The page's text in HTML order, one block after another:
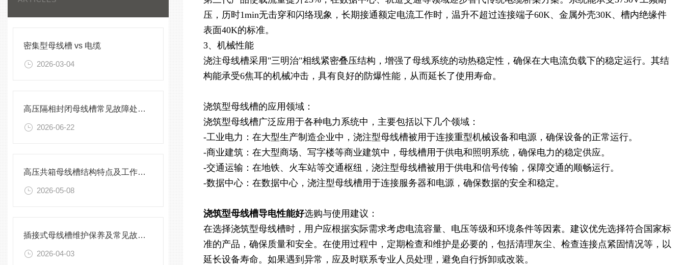
密集型母线槽 vs 电缆
2026-03-04
高压隔相封闭母线槽常见故障处理方案
2026-06-22
高压共箱母线槽结构特点及工作原理
2026-05-08
插接式母线槽维护保养及常见故障处理指南
2026-04-03
压，历时1min无击穿和闪络现象，长期接通额定电流工作时，温升不超过连接端子60K、金属外壳30K、槽内绝缘件
表面40K的标准。
3、机械性能
浇注母线槽采用"三明治"相线紧密叠压结构，增强了母线系统的动热稳定性，确保在大电流负载下的稳定运行。其结
构能承受6焦耳的机械冲击，具有良好的防爆性能，从而延长了使用寿命。
浇筑型母线槽的应用领域：
浇筑型母线槽广泛应用于各种电力系统中，主要包括以下几个领域：
-工业电力：在大型生产制造企业中，浇注型母线槽被用于连接重型机械设备和电源，确保设备的正常运行。
-商业建筑：在大型商场、写字楼等商业建筑中，母线槽用于供电和照明系统，确保电力的稳定供应。
-交通运输：在地铁、火车站等交通枢纽，浇注型母线槽被用于供电和信号传输，保障交通的顺畅运行。
-数据中心：在数据中心，浇注型母线槽用于连接服务器和电源，确保数据的安全和稳定。
浇筑型母线槽导电性能好选购与使用建议：
在选择浇筑型母线槽时，用户应根据实际需求考虑电流容量、电压等级和环境条件等因素。建议优先选择符合国家标
准的产品，确保质量和安全。在使用过程中，定期检查和维护是必要的，包括清理灰尘、检查连接点紧固情况等，以
延长设备寿命。如果遇到异常，应及时联系专业人员处理，避免自行拆卸或改装。